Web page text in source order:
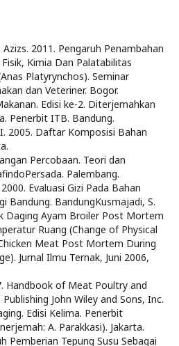
2011. Pengaruh Penambahan
Kimia Dan Palatabilitas
Platyrynchos). Seminar
dan Veteriner. Bogor.
Edisi ke-2. Diterjemahkan
Penerbit ITB. Bandung.
2005. Daftar Komposisi Bahan
Percobaan. Teori dan
Palembang.
Evaluasi Gizi Pada Bahan
Bandung. BandungKusmajadi, S.
Daging Ayam Broiler Post Mortem
Ruang (Change of Physical
Meat Post Mortem During
Jurnal Ilmu Ternak, Juni 2006,
Handbook of Meat Poultry and
John Wiley and Sons, Inc.
Edisi Kelima. Penerbit
A. Parakkasi). Jakarta.
Pemberian Tepung Susu Sebagai